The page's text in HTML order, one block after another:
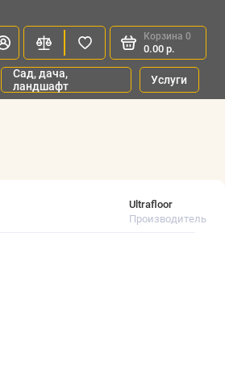
Корзина 0
0.00 р.
Сад, дача,
ландшафт
Услуги
Ultrafloor
Производитель